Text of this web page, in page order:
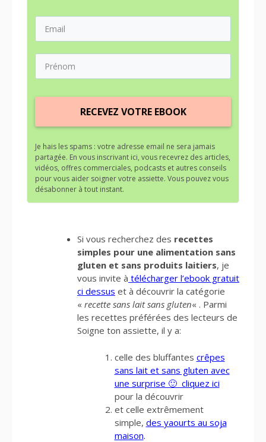
RECEVEZ VOTRE EBOOK
Je hais les spams : votre adresse email ne sera jamais
partagée. En vous inscrivant ici, vous recevrez des articles,
vidéos, offres commerciales, podcasts et autres conseils
pour vous aider soigner votre assiette. Vous pouvez vous
désabonner à tout instant.
Si vous recherchez des recettes
simples pour une alimentation sans
gluten et sans produits laitiers, je
vous invite à télécharger l’ebook gratuit
ci dessus et à découvrir la catégorie
« recette sans lait sans gluten« . Parmi
les recettes préférées des lecteurs de
Soigne ton assiette, il y a:
celle des bluffantes crêpes
sans lait et sans gluten avec
une surprise 🙂 cliquez ici
pour la découvrir
et celle extrêmement
simple, des yaourts au soja
maison.